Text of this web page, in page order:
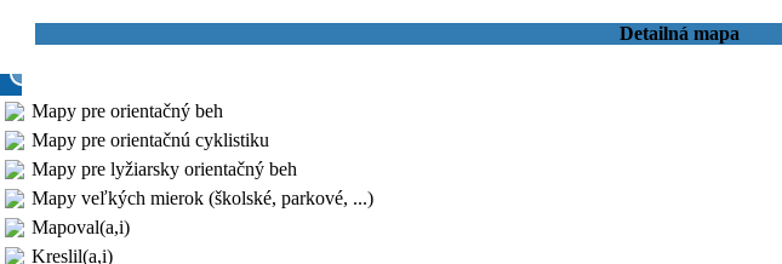
Detailná mapa
Mapy pre orientačný beh
Mapy pre orientačnú cyklistiku
Mapy pre lyžiarsky orientačný beh
Mapy veľkých mierok (školské, parkové, ...)
Mapoval(a,i)
Kreslil(a,i)